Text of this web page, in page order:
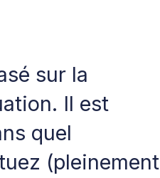
sur la
Il est
quel
(pleinement